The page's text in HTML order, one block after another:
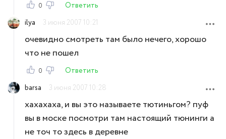
0
Ответить
ilya
3 июня 2007 10:21
очевидно смотреть там было нечего, хорошо
что не пошел
0
Ответить
barsa
3 июня 2007 10:28
хахахаха, и вы это называете тютиньгом? пуф
вы в моске посмотри там настоящий тюнинги а
не точ то здесь в деревне